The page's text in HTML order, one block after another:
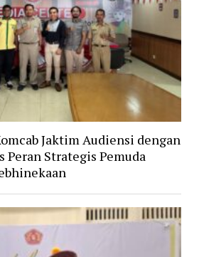
Jaktim Audiensi dengan
Peran Strategis Pemuda